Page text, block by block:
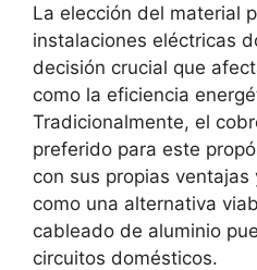
La elección del material
instalaciones eléctricas
decisión crucial que
como la eficiencia
Tradicionalmente, el
preferido para este
con sus propias
como una alternativa
cableado de aluminio
circuitos domésticos.